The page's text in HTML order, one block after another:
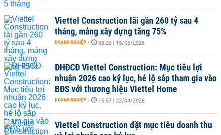
Viettel Construction lãi gần 260 tỷ sau 4
tháng, mảng xây dựng tăng 75%
DOANH NGHIỆP - 08:20 | 15/05/2026
ĐHĐCĐ Viettel Construction: Mục tiêu lợi
nhuận 2026 cao kỷ lục, hé lộ sắp tham gia vào
BĐS với thương hiệu Viettel Home
DOANH NGHIỆP - 15:57 | 22/04/2026
Viettel Construction đặt mục tiêu doanh thu